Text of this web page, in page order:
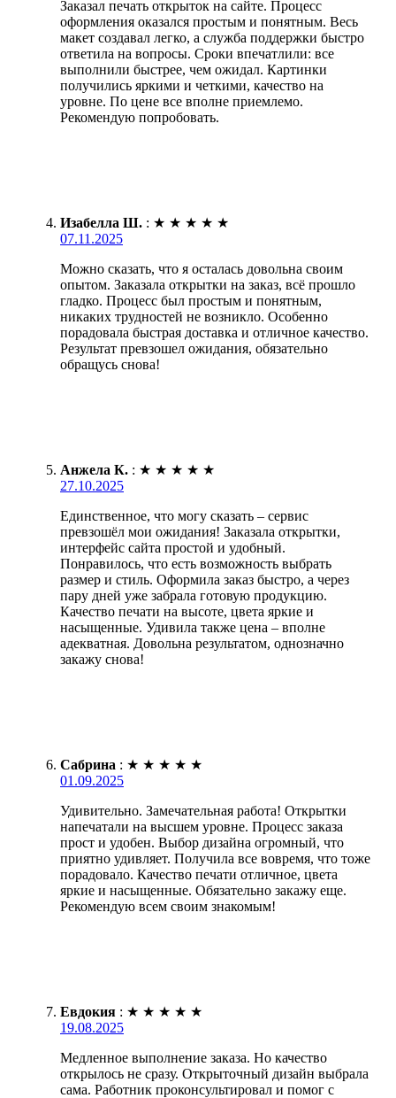
Заказал печать открыток на сайте. Процесс
оформления оказался простым и понятным. Весь
макет создавал легко, а служба поддержки быстро
ответила на вопросы. Сроки впечатлили: все
выполнили быстрее, чем ожидал. Картинки
получились яркими и четкими, качество на
уровне. По цене все вполне приемлемо.
Рекомендую попробовать.
Изабелла Ш. : ★ ★ ★ ★ ★
07.11.2025
Можно сказать, что я осталась довольна своим
опытом. Заказала открытки на заказ, всё прошло
гладко. Процесс был простым и понятным,
никаких трудностей не возникло. Особенно
порадовала быстрая доставка и отличное качество.
Результат превзошел ожидания, обязательно
обращусь снова!
Анжела К. : ★ ★ ★ ★ ★
27.10.2025
Единственное, что могу сказать – сервис
превзошёл мои ожидания! Заказала открытки,
интерфейс сайта простой и удобный.
Понравилось, что есть возможность выбрать
размер и стиль. Оформила заказ быстро, а через
пару дней уже забрала готовую продукцию.
Качество печати на высоте, цвета яркие и
насыщенные. Удивила также цена – вполне
адекватная. Довольна результатом, однозначно
закажу снова!
Сабрина : ★ ★ ★ ★ ★
01.09.2025
Удивительно. Замечательная работа! Открытки
напечатали на высшем уровне. Процесс заказа
прост и удобен. Выбор дизайна огромный, что
приятно удивляет. Получила все вовремя, что тоже
порадовало. Качество печати отличное, цвета
яркие и насыщенные. Обязательно закажу еще.
Рекомендую всем своим знакомым!
Евдокия : ★ ★ ★ ★ ★
19.08.2025
Медленное выполнение заказа. Но качество
открылось не сразу. Открыточный дизайн выбрала
сама. Работник проконсультировал и помог с